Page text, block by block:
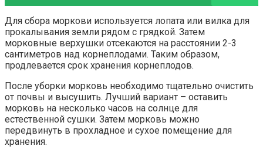
Для сбора моркови используется лопата или вилка для
прокалывания земли рядом с грядкой. Затем
морковные верхушки отсекаются на расстоянии 2-3
сантиметров над корнеплодами. Таким образом,
продлевается срок хранения корнеплодов.
После уборки морковь необходимо тщательно очистить
от почвы и высушить. Лучший вариант – оставить
морковь на несколько часов на солнце для
естественной сушки. Затем морковь можно
передвинуть в прохладное и сухое помещение для
хранения.